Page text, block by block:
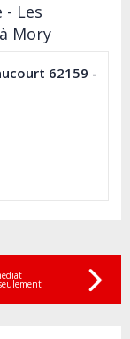
Les
Mory
62159 -